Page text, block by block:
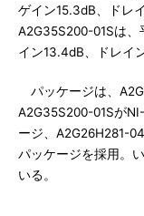
ゲイン15.3dB、ドレ
A2G35S200-01Sは
イン13.4dB、ドレイ
パッケージは、
A2G35S200-01Sが
ージ、A2G26H281-
パッケージを採用。
いる。